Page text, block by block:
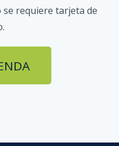
requiere tarjeta de